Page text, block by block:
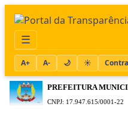
☰
A+ A- 🌙 ☀️
PREFEITURA
CNPJ: 17.947.615/0001-22